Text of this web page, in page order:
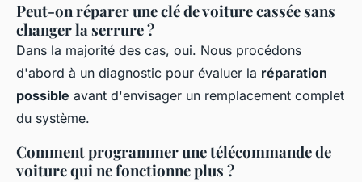
Peut-on réparer une clé de voiture cassée sans
changer la serrure ?
Dans la majorité des cas, oui. Nous procédons
d'abord à un diagnostic pour évaluer la réparation
possible avant d'envisager un remplacement complet
du système.
Comment programmer une télécommande de
voiture qui ne fonctionne plus ?